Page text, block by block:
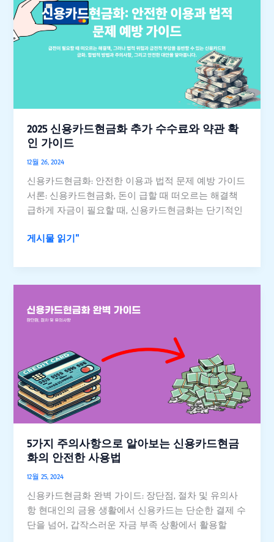
2025 신용카드현금화 추가 수수료와 약관 확
인 가이드
12월 26, 2024
신용카드현금화: 안전한 이용과 법적 문제 예방 가이드
서론: 신용카드현금화, 돈이 급할 때 떠오르는 해결책
급하게 자금이 필요할 때, 신용카드현금화는 단기적인
용
카
드
가
수
수
와
약
관
확
가
드
게시물 읽기"
5가지 주의사항으로 알아보는 신용카드현금
화의 안전한 사용법
12월 25, 2024
신용카드현금화 완벽 가이드: 장단점, 절차 및 유의사
항 현대인의 금융 생활에서 신용카드는 단순한 결제 수
단을 넘어, 갑작스러운 자금 부족 상황에서 활용할
가
지
사
항
으
로
알
아
보
신
용
카
드